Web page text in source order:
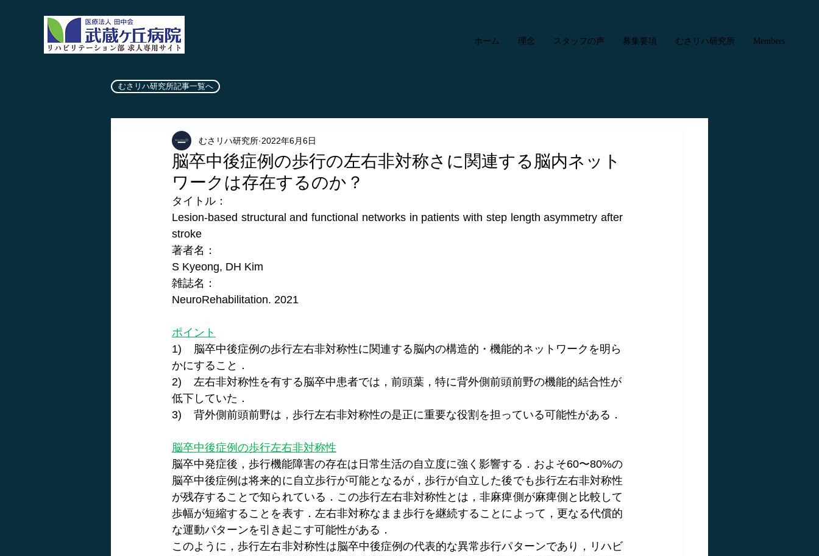
ホーム 理念 スタッフの声 募集要項 むさリハ研究所 Members
むさリハ研究所記事一覧へ
脳卒中後症例の歩行の左右非対称さに関連する脳内ネット
ワークは存在するのか？
むさリハ研究所 2022年6月6日
タイトル：
Lesion-based structural and functional networks in patients with step length asymmetry after
stroke
著者名：
S Kyeong, DH Kim
雑誌名：
NeuroRehabilitation. 2021
ポイント
1)    脳卒中後症例の歩行左右非対称性に関連する脳内の構造的・機能的ネットワークを明ら
かにすること．
2)    左右非対称性を有する脳卒中患者では，前頭葉，特に背外側前頭前野の機能的結合性が
低下していた．
3)    背外側前頭前野は，歩行左右非対称性の是正に重要な役割を担っている可能性がある．
脳卒中後症例の歩行左右非対称性
脳卒中発症後，歩行機能障害の存在は日常生活の自立度に強く影響する．およそ60〜80%の
脳卒中後症例は将来的に自立歩行が可能となるが，歩行が自立した後でも歩行左右非対称性
が残存することで知られている．この歩行左右非対称性とは，非麻痺側が麻痺側と比較して
歩幅が短縮することを表す．左右非対称なまま歩行を継続することによって，更なる代償的
な運動パターンを引き起こす可能性がある．
このように，歩行左右非対称性は脳卒中後症例の代表的な異常歩行パターンであり，リハビ